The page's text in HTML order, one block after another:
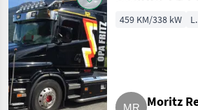
459 KM/338 kW
Moritz